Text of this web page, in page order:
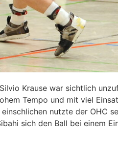
Krause war sichtlich
Tempo und mit viel
nutzte der OHC
sich den Ball bei einem